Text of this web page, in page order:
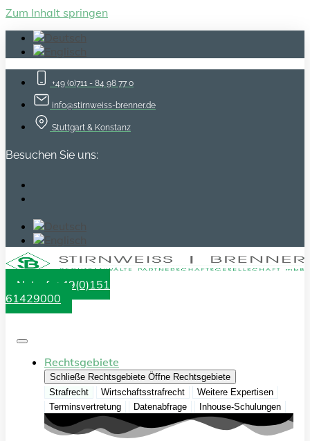
Zum Inhalt springen
+49 (0)711 - 84 98 77 0
info@stirnweiss-brenner.de
Stuttgart & Konstanz
Besuchen Sie uns:
Notruf: +49(0)151
61429000
Rechtsgebiete
Schließe Rechtsgebiete Öffne Rechtsgebiete
Strafrecht
Wirtschaftsstrafrecht
Weitere Expertisen
Terminsvertretung
Datenabfrage Inhouse-Schulungen